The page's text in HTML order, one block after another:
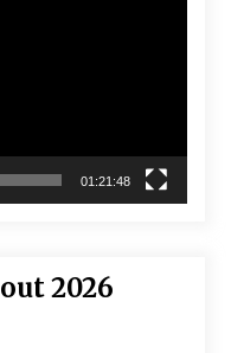
01:21:48
2026